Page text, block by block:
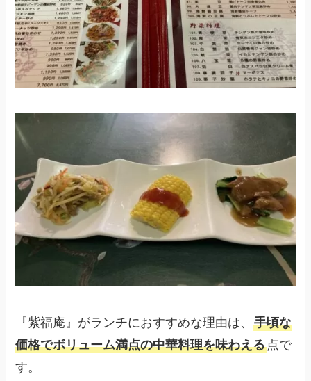
『紫福庵』がランチにおすすめな理由は、手頃な
価格でボリューム満点の中華料理を味わえる点で
す。